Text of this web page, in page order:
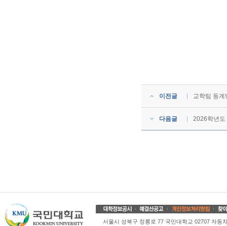
이전글 교학팀 동계
다음글 2026학년도
서울시 성북구 정릉로 77 국민대학교 02707 자동